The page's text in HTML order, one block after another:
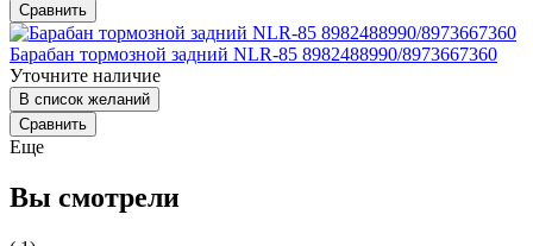
Сравнить
Барабан тормозной задний NLR-85 8982488990/8973667360
Уточните наличие
В список желаний
Сравнить
Еще
Вы смотрели